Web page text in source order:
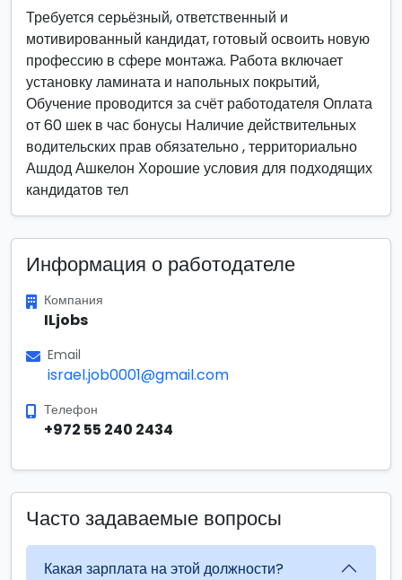
Требуется серьёзный, ответственный и
мотивированный кандидат, готовый освоить новую
профессию в сфере монтажа. Работа включает
установку ламината и напольных покрытий,
Обучение проводится за счёт работодателя Оплата
от 60 шек в час бонусы Наличие действительных
водительских прав обязательно , территориально
Ашдод Ашкелон Хорошие условия для подходящих
кандидатов тел
Информация о работодателе
Компания
ILjobs
Email
israel.job0001@gmail.com
Телефон
+972 55 240 2434
Часто задаваемые вопросы
Какая зарплата на этой должности?